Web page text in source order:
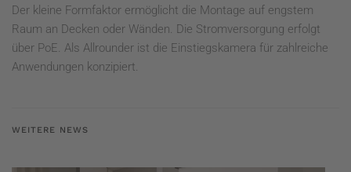
Der kleine Formfaktor ermöglicht die Montage auf engstem
Raum an Decken oder Wänden. Die Stromversorgung erfolgt
über PoE. Als Allrounder ist die Einstiegskamera für zahlreiche
Anwendungen konzipiert.
WEITERE NEWS